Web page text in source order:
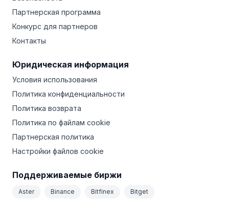
Партнерская программа
Конкурс для партнеров
Контакты
Юридическая информация
Условия использования
Политика конфиденциальности
Политика возврата
Политика по файлам cookie
Партнерская политика
Настройки файлов cookie
Поддерживаемые биржи
Aster Binance Bitfinex Bitget